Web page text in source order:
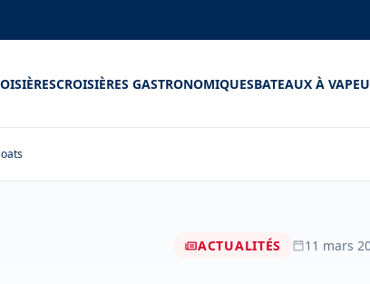
CROISIÈRES GASTRONOMIQUESBATEAUX À
ACTUALITÉS 11 mars